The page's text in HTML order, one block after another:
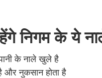
निगम के ये
के नाले खुले है
और नुकसान होता है